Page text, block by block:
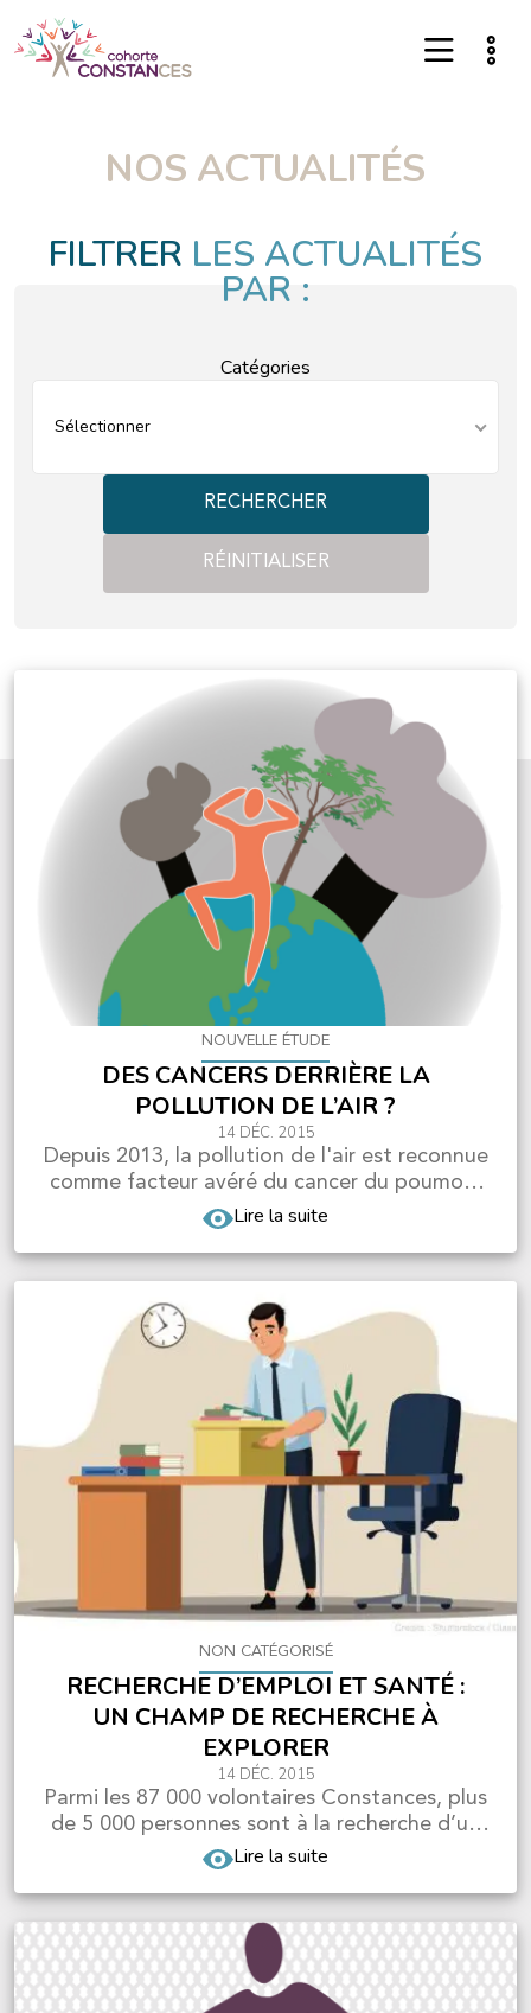
NOS ACTUALITÉS
FILTRER LES ACTUALITÉS
PAR :
Catégories
Sélectionner
RECHERCHER
RÉINITIALISER
NOUVELLE ÉTUDE
DES CANCERS DERRIÈRE LA
POLLUTION DE L’AIR ?
14 DÉC. 2015
Depuis 2013, la pollution de l'air est reconnue
comme facteur avéré du cancer du poumon.
Qu'en est-i...
Lire la suite
NON CATÉGORISÉ
RECHERCHE D’EMPLOI ET SANTÉ :
UN CHAMP DE RECHERCHE À
EXPLORER
14 DÉC. 2015
Parmi les 87 000 volontaires Constances, plus
de 5 000 personnes sont à la recherche d’un
emploi. Co...
Lire la suite